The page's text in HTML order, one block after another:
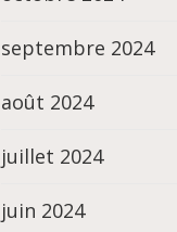
septembre 2024
août 2024
juillet 2024
juin 2024